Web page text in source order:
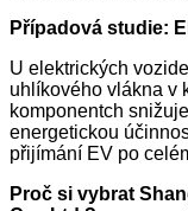
Případová studie:
U elektrických
uhlíkového vlákna v
komponentch
energetickou
přijímání EV po
Proč si vybrat